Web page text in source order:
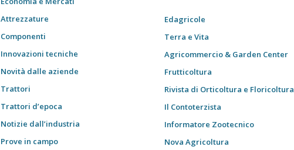
Attrezzature
Componenti
Innovazioni tecniche
Novità dalle aziende
Trattori
Trattori d’epoca
Notizie dall’industria
Prove in campo
Edagricole
Terra e Vita
Agricommercio & Garden Center
Frutticoltura
Rivista di Orticoltura e Floricoltura
Il Contoterzista
Informatore Zootecnico
Nova Agricoltura